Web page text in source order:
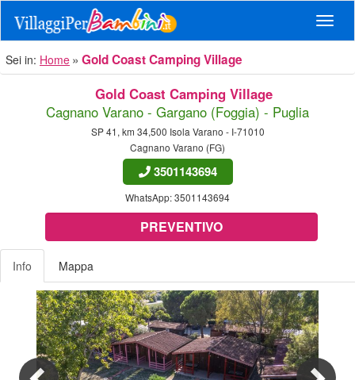
Sei in: Home Gold Coast Camping Village
Gold Coast Camping Village
Cagnano Varano - Gargano (Foggia) - Puglia
SP 41, km 34,500 Isola Varano - I-71010
Cagnano Varano (FG)
3501143694
WhatsApp:3501143694
PREVENTIVO
Info Mappa
Previous